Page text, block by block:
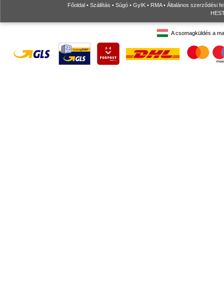
Főoldal • Szállítás • Súgó • GyIK • RMA• Általános szerződési
A csomagküldés a